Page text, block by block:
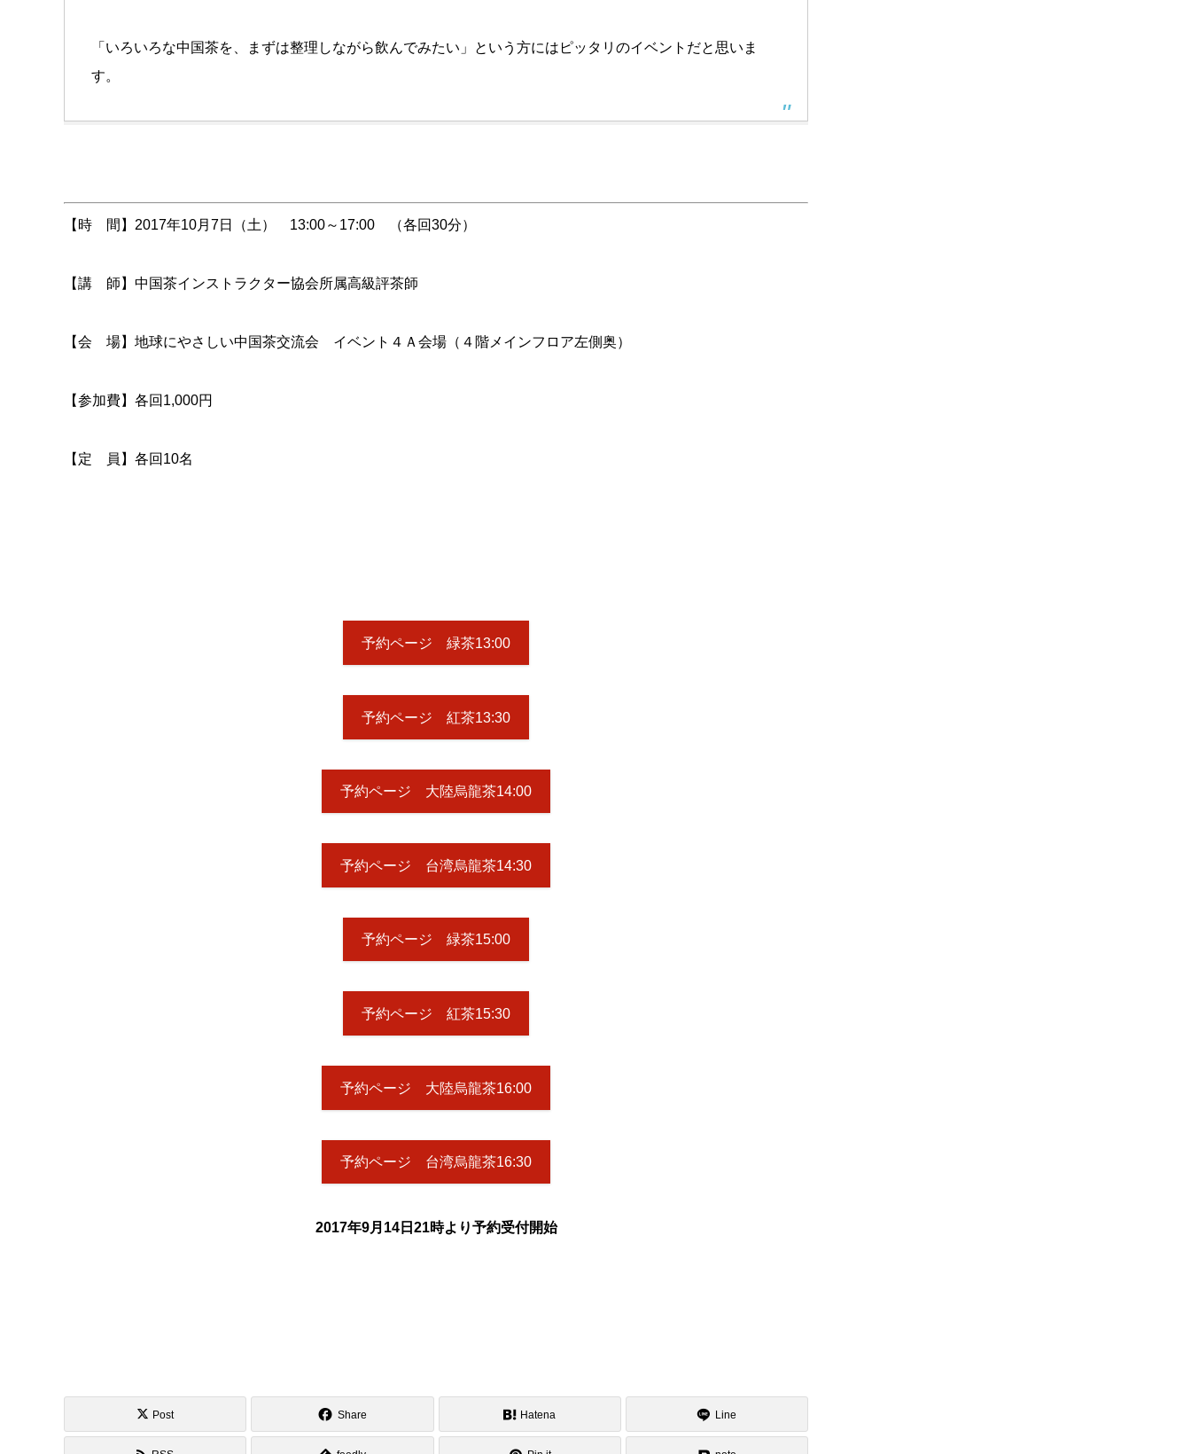
「いろいろな中国茶を、まずは整理しながら飲んでみたい」という方にはピッタリのイベントだと思いま
す。
【時 間】2017年10月7日（土） 13:00～17:00 （各回30分）
【講 師】中国茶インストラクター協会所属高級評茶師
【会 場】地球にやさしい中国茶交流会 イベント４Ａ会場（４階メインフロア左側奥）
【参加費】各回1,000円
【定 員】各回10名
予約ページ 緑茶13:00
予約ページ 紅茶13:30
予約ページ 大陸烏龍茶14:00
予約ページ 台湾烏龍茶14:30
予約ページ 緑茶15:00
予約ページ 紅茶15:30
予約ページ 大陸烏龍茶16:00
予約ページ 台湾烏龍茶16:30
2017年9月14日21時より予約受付開始
Post Share Hatena Line